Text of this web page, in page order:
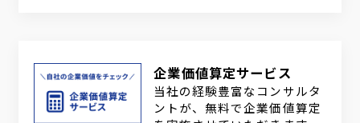
企業価値算定サービス
当社の経験豊富なコンサルタ
ントが、無料で企業価値算定